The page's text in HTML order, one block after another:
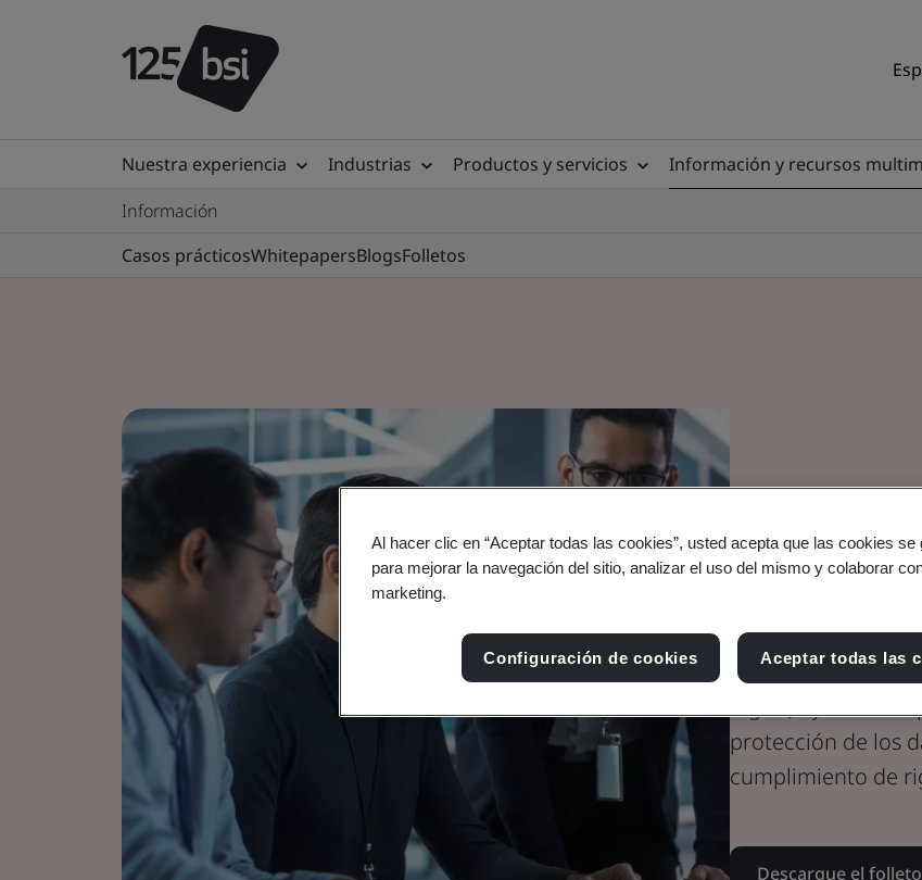
Nuestra experiencia Industrias Productos y servicios Información y recursos
Información
Casos prácticosWhitepapersBlogsFolletos
SOC 2:
SOC 2 (Service
inglés) ayuda a
protección de los
cumplimiento de
Descargue el folleto
Al hacer clic en “Aceptar todas las cookies”, usted acepta que las cookies
para mejorar la navegación del sitio, analizar el uso del mismo y colaborar
marketing.
Configuración de cookies Aceptar todas las